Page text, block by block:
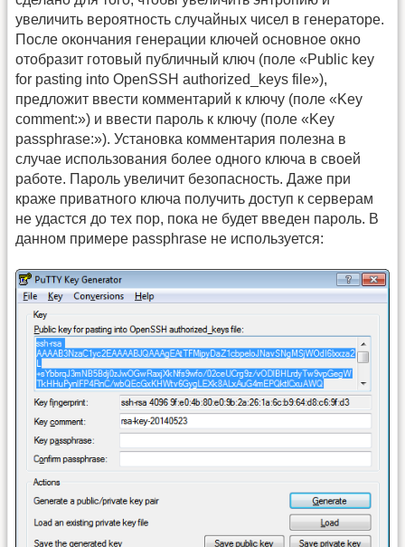
увеличить вероятность случайных чисел в генераторе.
После окончания генерации ключей основное окно
отобразит готовый публичный ключ (поле «Public key
for pasting into OpenSSH authorized_keys file»),
предложит ввести комментарий к ключу (поле «Key
comment:») и ввести пароль к ключу (поле «Key
passphrase:»). Установка комментария полезна в
случае использования более одного ключа в своей
работе. Пароль увеличит безопасность. Даже при
краже приватного ключа получить доступ к серверам
не удастся до тех пор, пока не будет введен пароль. В
данном примере passphrase не используется: